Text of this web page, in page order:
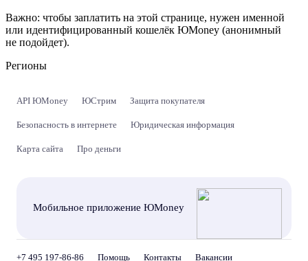
Важно: чтобы заплатить на этой странице, нужен именной
или идентифицированный кошелёк ЮMoney (анонимный
не подойдет).
Регионы
API ЮMoney ЮСтрим Защита покупателя
Безопасность в интернете Юридическая информация
Карта сайта Про деньги
Мобильное приложение ЮMoney
+7 495 197-86-86 Помощь Контакты Вакансии